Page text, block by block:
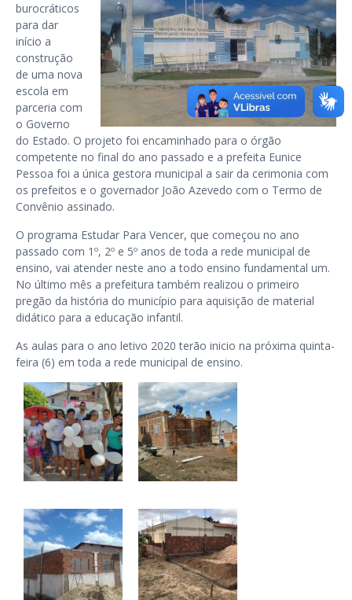
burocráticos
para dar
início a
construção
de uma nova
escola em
parceria com
o Governo
do Estado. O projeto foi encaminhado para o órgão
competente no final do ano passado e a prefeita Eunice
Pessoa foi a única gestora municipal a sair da cerimonia com
os prefeitos e o governador João Azevedo com o Termo de
Convênio assinado.
O programa Estudar Para Vencer, que começou no ano
passado com 1º, 2º e 5º anos de toda a rede municipal de
ensino, vai atender neste ano a todo ensino fundamental um.
No último mês a prefeitura também realizou o primeiro
pregão da história do município para aquisição de material
didático para a educação infantil.
As aulas para o ano letivo 2020 terão inicio na próxima quinta-
feira (6) em toda a rede municipal de ensino.